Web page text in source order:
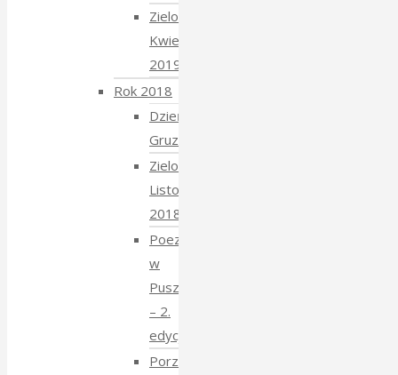
Zielony
Kwiecień
2019
Rok 2018
Dzień
Gruziński
Zielony
Listopad
2018
Poezja
w
Puszczy
– 2.
edycja
Porządkowanie